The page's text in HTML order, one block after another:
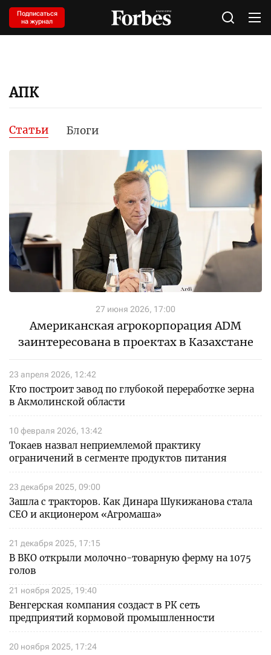
Подписаться
на журнал
АПК
Статьи Блоги
27 июня 2026, 17:00
Американская агрокорпорация ADM
заинтересована в проектах в Казахстане
23 апреля 2026, 12:42
Кто построит завод по глубокой переработке зерна
в Акмолинской области
10 февраля 2026, 13:42
Токаев назвал неприемлемой практику
ограничений в сегменте продуктов питания
23 декабря 2025, 09:00
Зашла с тракторов. Как Динара Шукижанова стала
CEO и акционером «Агромаша»
21 декабря 2025, 17:15
В ВКО открыли молочно-товарную ферму на 1075
голов
21 ноября 2025, 19:40
Венгерская компания создаст в РК сеть
предприятий кормовой промышленности
20 ноября 2025, 17:24